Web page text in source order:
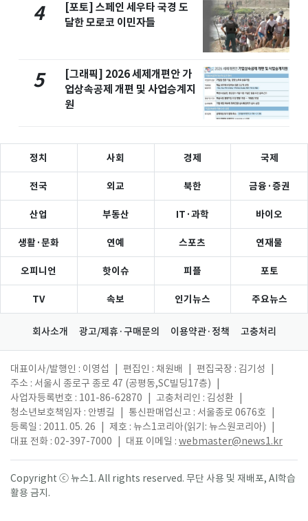
4
[포토] 스페인 세우타 국경 도
달한 모로코 이민자들
5
[그래픽] 2026 세제개편안 가
업상속공제 개편 및 사업승계지
원
정치 사회 경제 국제
전국 외교 북한 금융·증권
산업 부동산 IT·과학 바이오
생활·문화 연예 스포츠 연재물
오피니언 핫이슈 피플 포토
TV 속보 인기뉴스 주요뉴스
회사소개 광고/제휴·구매문의 이용약관·정책 고충처리
대표이사/발행인 : 이영섭 편집인 : 채원배 편집국장 : 김기성
주소 : 서울시 종로구 종로 47 (공평동,SC빌딩17층)
사업자등록번호 : 101-86-62870
고충처리인 : 김성환
청소년보호책임자 : 안병길
통신판매업신고 : 서울종로 0676호
등록일 : 2011. 05. 26
제호 : 뉴스1코리아(읽기: 뉴스원코리아)
대표 전화 : 02-397-7000
대표 이메일 : webmaster@news1.kr
Copyright ⓒ 뉴스1. All rights reserved. 무단 사용 및 재배포, AI학습
활용 금지.